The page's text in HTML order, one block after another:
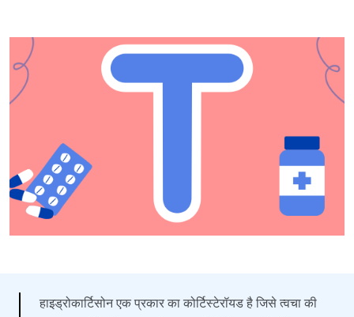
हाइड्रोकार्टिसोन एक प्रकार का कोर्टिस्टेरॉयड है जिसे त्वचा की